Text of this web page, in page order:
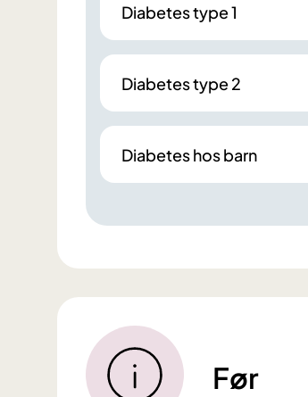
Diabetes type 1
Diabetes type 2
Diabetes hos barn
Før